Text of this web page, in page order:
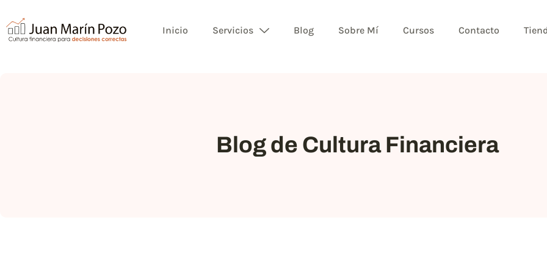
Inicio Servicios Blog Sobre Mí Cursos Contacto
Blog de Cultura Financiera